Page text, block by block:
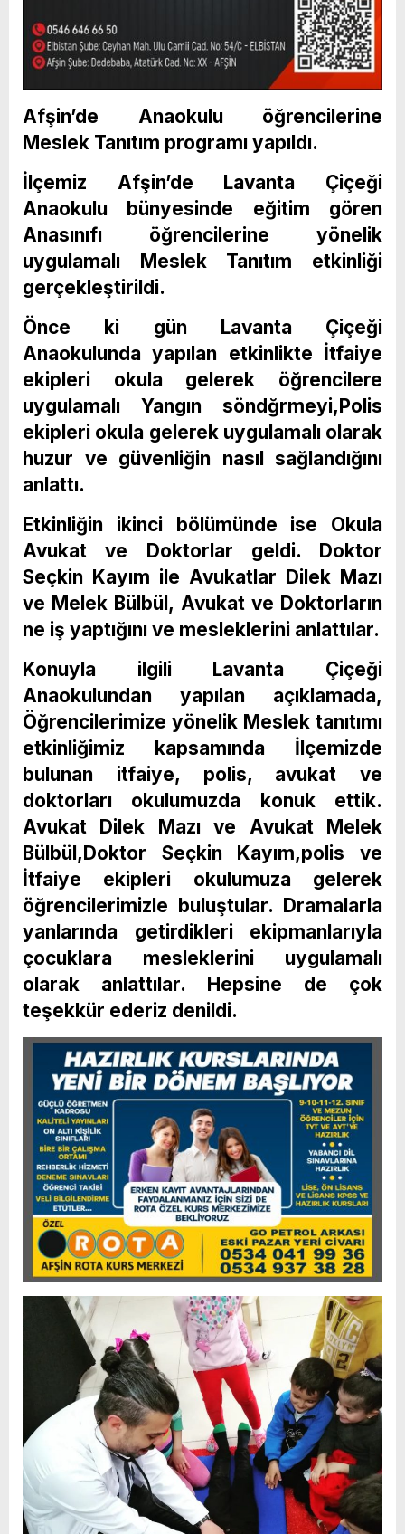
Afşin’de Anaokulu öğrencilerine
Meslek Tanıtım programı yapıldı.
İlçemiz Afşin’de Lavanta Çiçeği
Anaokulu bünyesinde eğitim gören
Anasınıfı öğrencilerine yönelik
uygulamalı Meslek Tanıtım etkinliği
gerçekleştirildi.
Önce ki gün Lavanta Çiçeği
Anaokulunda yapılan etkinlikte İtfaiye
ekipleri okula gelerek öğrencilere
uygulamalı Yangın söndğrmeyi,Polis
ekipleri okula gelerek uygulamalı olarak
huzur ve güvenliğin nasıl sağlandığını
anlattı.
Etkinliğin ikinci bölümünde ise Okula
Avukat ve Doktorlar geldi. Doktor
Seçkin Kayım ile Avukatlar Dilek Mazı
ve Melek Bülbül, Avukat ve Doktorların
ne iş yaptığını ve mesleklerini anlattılar.
Konuyla ilgili Lavanta Çiçeği
Anaokulundan yapılan açıklamada,
Öğrencilerimize yönelik Meslek tanıtımı
etkinliğimiz kapsamında İlçemizde
bulunan itfaiye, polis, avukat ve
doktorları okulumuzda konuk ettik.
Avukat Dilek Mazı ve Avukat Melek
Bülbül,Doktor Seçkin Kayım,polis ve
İtfaiye ekipleri okulumuza gelerek
öğrencilerimizle buluştular. Dramalarla
yanlarında getirdikleri ekipmanlarıyla
çocuklara mesleklerini uygulamalı
olarak anlattılar. Hepsine de çok
teşekkür ederiz denildi.